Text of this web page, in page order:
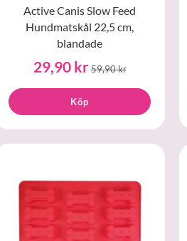
Active Canis Slow Feed
Hundmatskål 22,5 cm,
blandade
29,90 kr59,90 kr
Köp